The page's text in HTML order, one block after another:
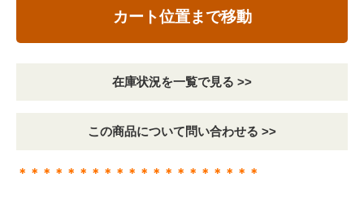
カート位置まで移動
在庫状況を一覧で見る >>
この商品について問い合わせる >>
＊＊＊＊＊＊＊＊＊＊＊＊＊＊＊＊＊＊＊＊